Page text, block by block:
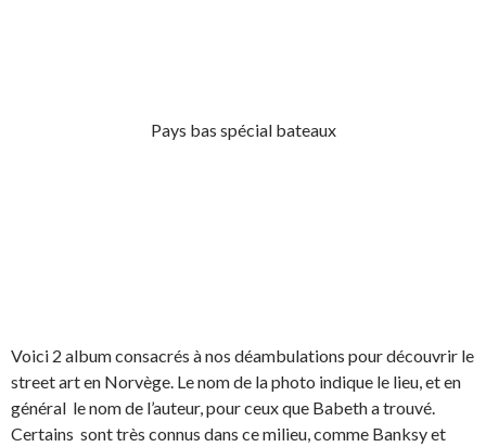
Pays bas spécial bateaux
Voici 2 album consacrés à nos déambulations pour découvrir le
street art en Norvège. Le nom de la photo indique le lieu, et en
général le nom de l’auteur, pour ceux que Babeth a trouvé.
Certains sont très connus dans ce milieu, comme Banksy et